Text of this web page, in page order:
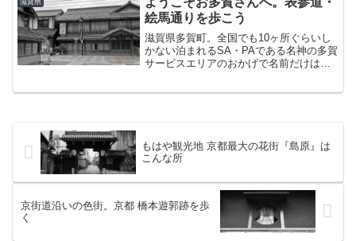
ろ）と改称。1603...
滋賀県
絵馬通りを歩こう
滋賀県多賀町。全国でも10ヶ所ぐらいし
かない泊まれるSA・PAである名神の多賀
サービスエリアのおかげで名前だけはよ
もはや観光地 京都最大の花街『島原』は
こんな所
京街道沿いの色街。京都 橋本遊郭跡を歩
く